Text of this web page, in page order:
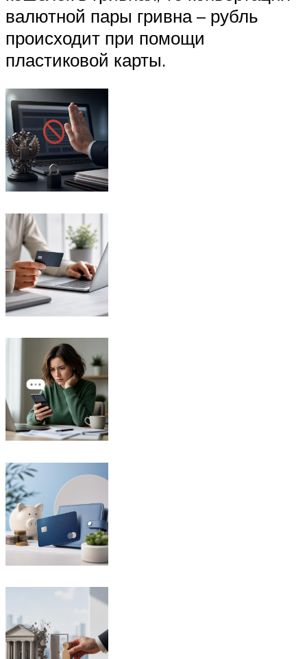
валютной пары гривна – рубль
происходит при помощи
пластиковой карты.